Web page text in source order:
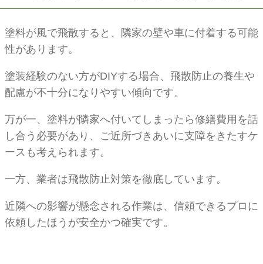
塗料が風で飛散すると、隣家の壁や車に付着する可能
性があります。
塗装経験のない方がDIYする場合、飛散防止の養生や
配慮が不十分になりやすい傾向です。
万が一、塗料が隣家へ付いてしまったら修繕費用を話
し合う必要があり、ご近所づきあいに支障をきたすケ
ースも考えられます。
一方、業者は飛散防止対策を徹底しています。
近隣への影響が懸念される作業は、信頼できるプロに
依頼したほうが安全かつ確実です。